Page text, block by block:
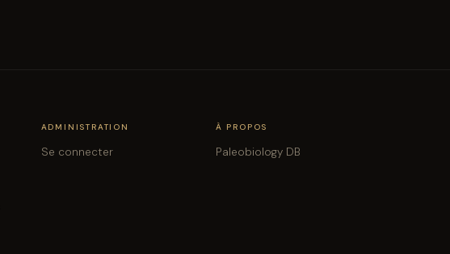
ADMINISTRATION
Se connecter
À PROPOS
Paleobiology DB